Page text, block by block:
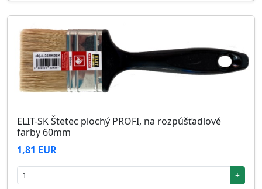
ELIT-SK Štetec plochý PROFI, na rozpúšťadlové
farby 60mm
1,81 EUR
+